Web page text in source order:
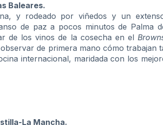
Baleares.
y rodeado por viñedos y un
de paz a pocos minutos de Palma
de los vinos de la cosecha en el
de primera mano cómo trabajan
internacional, maridada con los
La Mancha.